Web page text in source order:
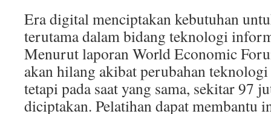
Era digital menciptakan kebutuhan
terutama dalam bidang teknologi
Menurut laporan World Economic
akan hilang akibat perubahan
tetapi pada saat yang sama, sekitar 97
diciptakan. Pelatihan dapat membantu